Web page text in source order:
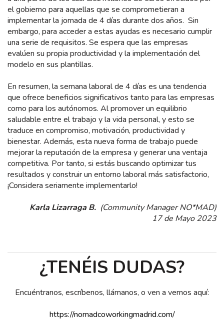
el gobierno para aquellas que se comprometieran a
implementar la jornada de 4 días durante dos años. Sin
embargo, para acceder a estas ayudas es necesario cumplir
una serie de requisitos. Se espera que las empresas
evalúen su propia productividad y la implementación del
modelo en sus plantillas.
En resumen, la semana laboral de 4 días es una tendencia
que ofrece beneficios significativos tanto para las empresas
como para los autónomos. Al promover un equilibrio
saludable entre el trabajo y la vida personal, y esto se
traduce en compromiso, motivación, productividad y
bienestar. Además, esta nueva forma de trabajo puede
mejorar la reputación de la empresa y generar una ventaja
competitiva. Por tanto, si estás buscando optimizar tus
resultados y construir un entorno laboral más satisfactorio,
¡Considera seriamente implementarlo!
Karla Lizarraga B. (Community Manager NO*MAD)
17 de Mayo 2023
¿TENÉIS DUDAS?
Encuéntranos, escríbenos, llámanos, o ven a vernos aquí:
https://nomadcoworkingmadrid.com/